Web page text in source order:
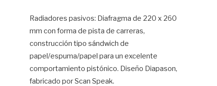
Radiadores pasivos: Diafragma de 220 x 260
mm con forma de pista de carreras,
construcción tipo sándwich de
papel/espuma/papel para un excelente
comportamiento pistónico. Diseño Diapason,
fabricado por Scan Speak.